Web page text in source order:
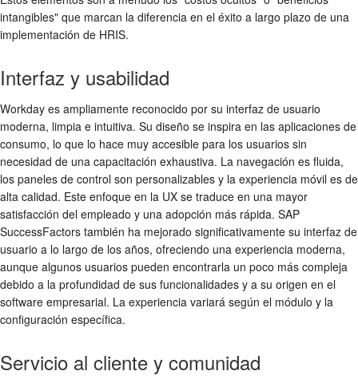
intangibles" que marcan la diferencia en el éxito a largo plazo de una
implementación de HRIS.
Interfaz y usabilidad
Workday es ampliamente reconocido por su interfaz de usuario
moderna, limpia e intuitiva. Su diseño se inspira en las aplicaciones de
consumo, lo que lo hace muy accesible para los usuarios sin
necesidad de una capacitación exhaustiva. La navegación es fluida,
los paneles de control son personalizables y la experiencia móvil es de
alta calidad. Este enfoque en la UX se traduce en una mayor
satisfacción del empleado y una adopción más rápida. SAP
SuccessFactors también ha mejorado significativamente su interfaz de
usuario a lo largo de los años, ofreciendo una experiencia moderna,
aunque algunos usuarios pueden encontrarla un poco más compleja
debido a la profundidad de sus funcionalidades y a su origen en el
software empresarial. La experiencia variará según el módulo y la
configuración específica.
Servicio al cliente y comunidad